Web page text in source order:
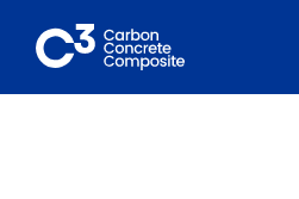
Inhalt
springen